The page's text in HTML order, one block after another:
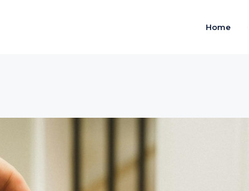
Home